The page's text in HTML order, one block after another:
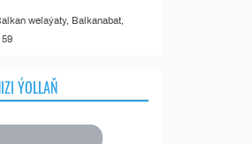
welaýaty, Balkanabat,
ÝOLLAŇ